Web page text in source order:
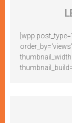
[wpp